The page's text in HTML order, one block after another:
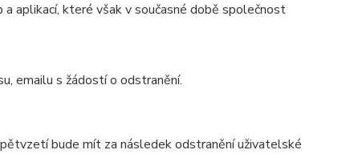
aplikací, které však v současné době společnost
emailu s žádostí o odstranění.
bude mít za následekodstranění uživatelské